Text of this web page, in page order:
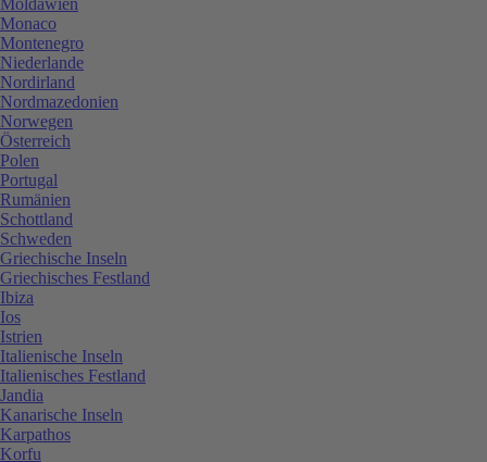
Monaco
Montenegro
Niederlande
Nordirland
Nordmazedonien
Norwegen
Österreich
Polen
Portugal
Rumänien
Schottland
Schweden
Griechische Inseln
Griechisches Festland
Ibiza
Ios
Istrien
Italienische Inseln
Italienisches Festland
Jandia
Kanarische Inseln
Karpathos
Korfu